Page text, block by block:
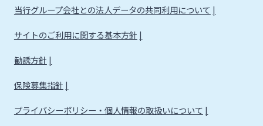
当行グループ会社との法人データの共同利用について
サイトのご利用に関する基本方針
勧誘方針
保険募集指針
プライバシーポリシー・個人情報の取扱いについて